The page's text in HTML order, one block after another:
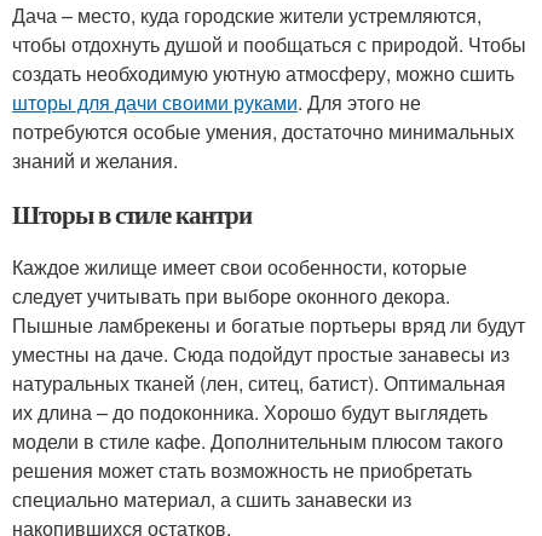
Дача – место, куда городские жители устремляются,
чтобы отдохнуть душой и пообщаться с природой. Чтобы
создать необходимую уютную атмосферу, можно сшить
шторы для дачи своими руками. Для этого не
потребуются особые умения, достаточно минимальных
знаний и желания.
Шторы в стиле кантри
Каждое жилище имеет свои особенности, которые
следует учитывать при выборе оконного декора.
Пышные ламбрекены и богатые портьеры вряд ли будут
уместны на даче. Сюда подойдут простые занавесы из
натуральных тканей (лен, ситец, батист). Оптимальная
их длина – до подоконника. Хорошо будут выглядеть
модели в стиле кафе. Дополнительным плюсом такого
решения может стать возможность не приобретать
специально материал, а сшить занавески из
накопившихся остатков.